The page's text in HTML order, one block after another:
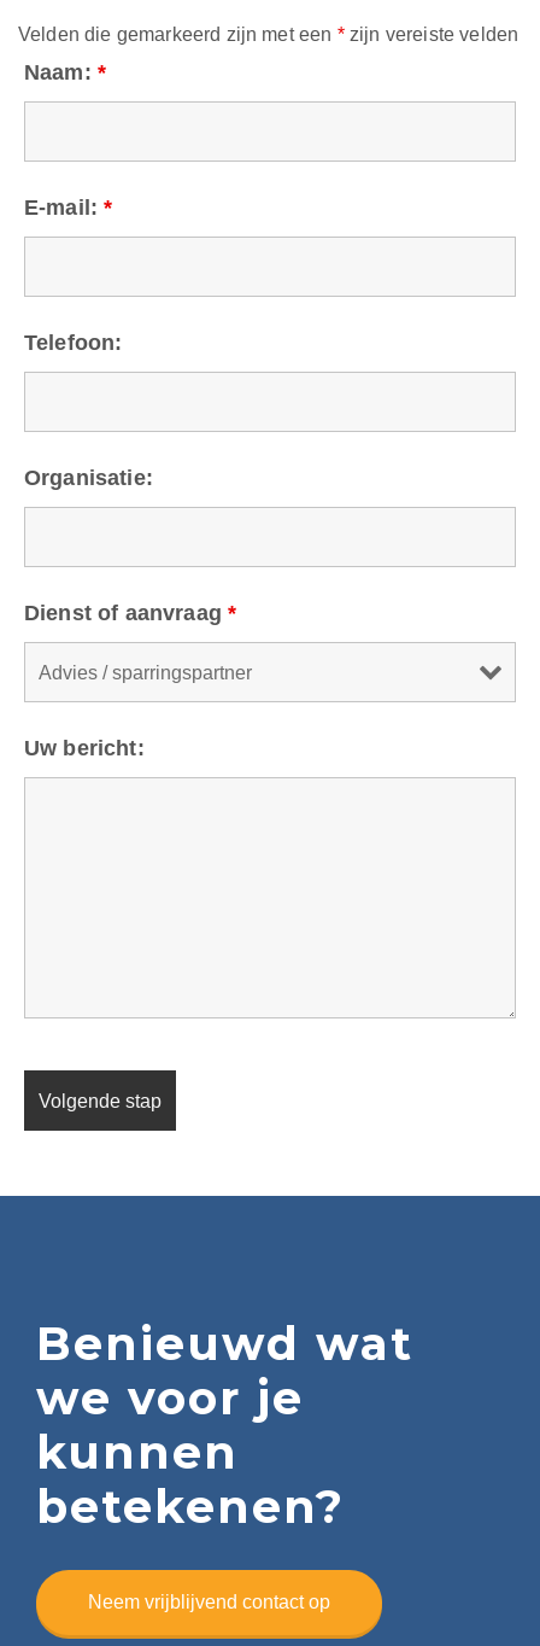
Velden die gemarkeerd zijn met een *zijn vereiste velden
Naam: *
E-mail:*
Telefoon:
Organisatie:
Dienst of aanvraag*
Uw bericht:
Benieuwd wat
we voor je
kunnen
betekenen?
Neem vrijblijvend contact op